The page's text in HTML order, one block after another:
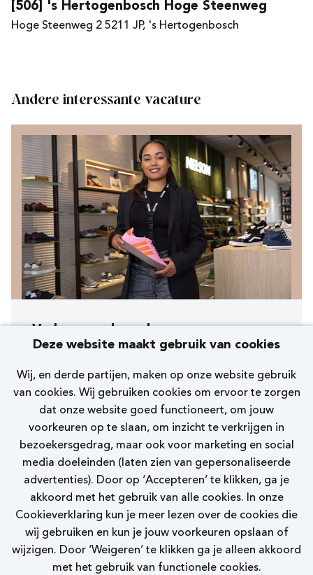
Deze website maakt gebruik van cookies
Wij, en derde partijen, maken op onze website gebruik
van cookies. Wij gebruiken cookies om ervoor te zorgen
dat onze website goed functioneert, om jouw
voorkeuren op te slaan, om inzicht te verkrijgen in
bezoekersgedrag, maar ook voor marketing en social
media doeleinden (laten zien van gepersonaliseerde
advertenties). Door op ‘Accepteren’ te klikken, ga je
akkoord met het gebruik van alle cookies. In onze
Cookieverklaring kun je meer lezen over de cookies die
wij gebruiken en kun je jouw voorkeuren opslaan of
wijzigen. Door ‘Weigeren’ te klikken ga je alleen akkoord
met het gebruik van functionele cookies.
[506] 's Hertogenbosch Hoge Steenweg
Hoge Steenweg 2 5211 JP, 's Hertogenbosch
Andere interessante vacature
Verkoopmedewerker
Nelson Premium
10 - 15 uur
Bekijk vacature
Bekijk meer vacatures